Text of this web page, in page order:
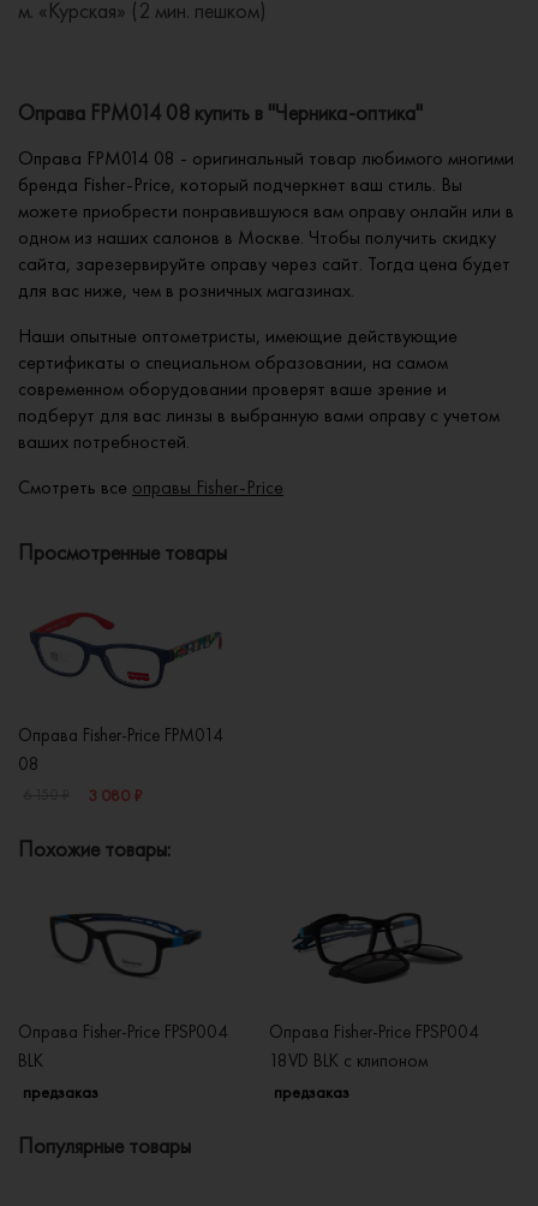
м. «Курская» (2 мин. пешком)
Оправа FPM014 08 купить в "Черника-оптика"
Оправа FPM014 08 - оригинальный товар любимого многими
бренда Fisher-Price, который подчеркнет ваш стиль. Вы
можете приобрести понравившуюся вам оправу онлайн или в
одном из наших салонов в Москве. Чтобы получить скидку
сайта, зарезервируйте оправу через сайт. Тогда цена будет
для вас ниже, чем в розничных магазинах.
Наши опытные оптометристы, имеющие действующие
сертификаты о специальном образовании, на самом
современном оборудовании проверят ваше зрение и
подберут для вас линзы в выбранную вами оправу с учетом
ваших потребностей.
Смотреть все оправы Fisher-Price
Просмотренные товары
Оправа Fisher-Price FPM014
08
3 080 ₽
Похожие товары:
Оправа Fisher-Price FPSP004
BLK
предзаказ
Оправа Fisher-Price FPSP004
18VD BLK с клипоном
предзаказ
Популярные товары